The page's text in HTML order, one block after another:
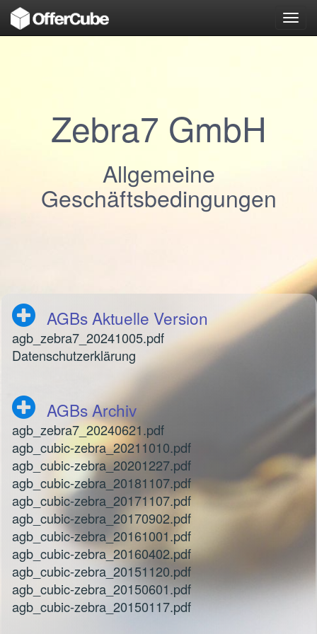
Zebra7 GmbH
Allgemeine
Geschäftsbedingungen
AGBs Aktuelle Version
agb_zebra7_20241005.pdf
Datenschutzerklärung
AGBs Archiv
agb_zebra7_20240621.pdf
agb_cubic-zebra_20211010.pdf
agb_cubic-zebra_20201227.pdf
agb_cubic-zebra_20181107.pdf
agb_cubic-zebra_20171107.pdf
agb_cubic-zebra_20170902.pdf
agb_cubic-zebra_20161001.pdf
agb_cubic-zebra_20160402.pdf
agb_cubic-zebra_20151120.pdf
agb_cubic-zebra_20150601.pdf
agb_cubic-zebra_20150117.pdf